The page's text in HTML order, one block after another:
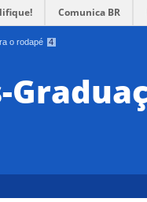
o rodapé 4
Comunica BR